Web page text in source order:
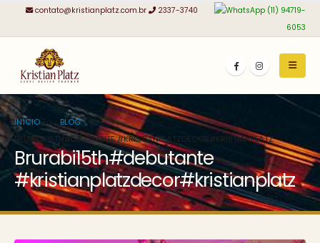
contato@kristianplatz.com.br 2337-3740
(11) 94719-
6053
INÍCIO
BLOG
BRURABI15TH#DEBUTANTE #KRISTIANPLATZDECOR#KRISTIANPLATZ
Brurabi15th#debutante
#kristianplatzdecor#kristianplatz